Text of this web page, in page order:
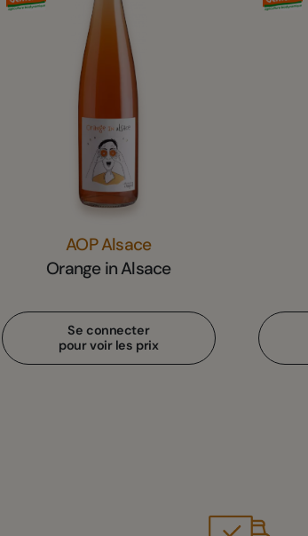
AOP Alsace
Orange in Alsace
Se connecter
pour voir les prix